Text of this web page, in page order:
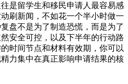
是留学生和移民申请人最容易感
刷新闻，不如花一个半小时做一
盘不是为了制造恐慌，而是为了
安全可控，以及下半年的行动路
时间节点和材料有效期，你可以
力集中在真正影响申请结果的核